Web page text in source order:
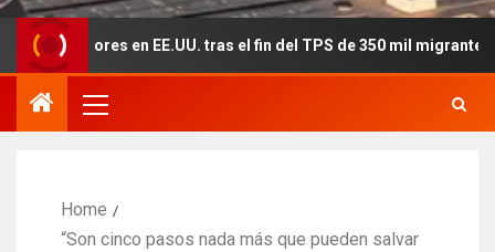
en EE.UU. tras el fin del TPS de 350 mil migrantes
Home
“Son cinco pasos nada más que pueden salvar